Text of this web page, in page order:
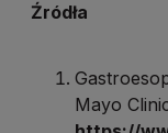
Źródła
Mayo